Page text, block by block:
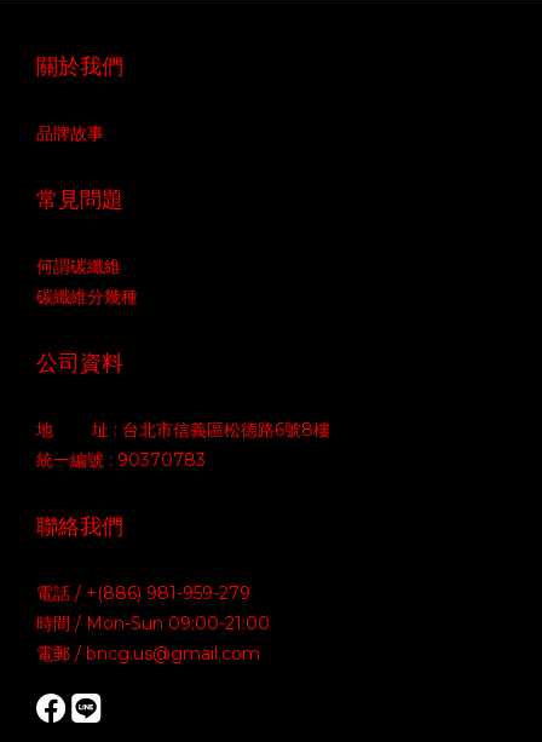
關於我們
品牌故事
常見問題
何謂碳纖維
碳纖維分幾種
公司資料
地 址 : 台北市信義區松德路6號8樓
統一編號 : 90370783
聯絡我們
電話 / +(886) 981-959-279
時間 / Mon-Sun 09:00-21:00
電郵 / bncg.us@gmail.com